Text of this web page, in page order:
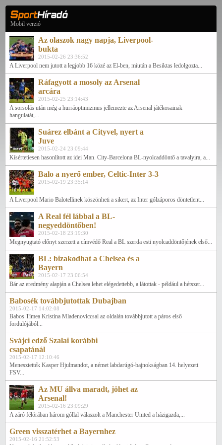
Mobil verzió
Az olaszok nagy napja, Liverpool-
bukta
2015-02-26 23:36:52
A Liverpool nem jutott a legjobb 16 közé az El-ben, miután a Besiktas ledolgozta...
Ráfagyott a mosoly az Arsenal
arcára
2015-02-25 23:14:43
A sorsolás után még a hurráoptimizmus jellemezte az Arsenal játékosainak
hangulatát,...
Suárez elbánt a Cityvel, nyert a
Juve
2015-02-24 23:09:44
Kísértetiesen hasonlított az idei Man. City-Barcelona BL-nyolcaddöntő a tavalyira, a...
Balo a nyerő ember, Celtic-Inter 3-3
2015-02-19 23:35:14
A Liverpool Mario Balotellinek köszönheti a sikert, az Inter gólzáporos döntetlent...
A Real fél lábbal a BL-
negyeddöntőben!
2015-02-18 23:19:30
Megnyugtató előnyt szerzett a címvédő Real a BL szerda esti nyolcaddöntőjének első...
BL: bizakodhat a Chelsea és a
Bayern
2015-02-17 23:06:54
Bár az eredmény alapján a Chelsea lehet elégedettebb, a látottak - például a hétszer...
Babosék továbbjutottak Dubajban
2015-02-17 14:02:08
Babos Tímea Kristina Mladenoviccsal az oldalán továbbjutott a páros első
fordulójából...
Svájci edző Szalai korábbi
csapatánál
2015-02-17 12:10:46
Menesztették Kasper Hjulmandot, a német labdarúgó-bajnokságban 14. helyezett
FSV...
Az MU állva maradt, jöhet az
Arsenal!
2015-02-16 23:09:29
A záró félórában három góllal válaszolt a Manchester United a házigazda,...
Green visszatérhet a Bayernhez
2015-02-16 21:52:53